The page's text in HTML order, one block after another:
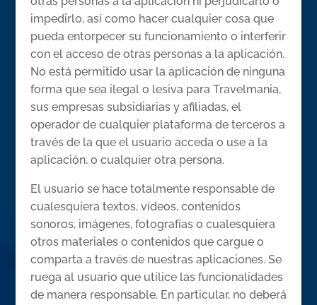
impedirlo, así como hacer cualquier cosa que
pueda entorpecer su funcionamiento o interferir
con el acceso de otras personas a la aplicación.
No está permitido usar la aplicación de ninguna
forma que sea ilegal o lesiva para Travelmania,
sus empresas subsidiarias y afiliadas, el
operador de cualquier plataforma de terceros a
través de la que el usuario acceda o use a la
aplicación, o cualquier otra persona.
El usuario se hace totalmente responsable de
cualesquiera textos, vídeos, contenidos
sonoros, imágenes, fotografías o cualesquiera
otros materiales o contenidos que cargue o
comparta a través de nuestras aplicaciones. Se
ruega al usuario que utilice las funcionalidades
de manera responsable. En particular, no deberá